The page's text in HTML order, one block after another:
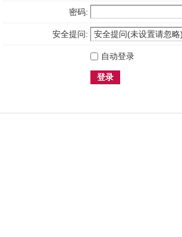
密码:
安全提问:
自动登录
登录